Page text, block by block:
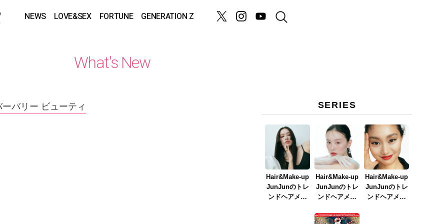
NEWS LOVE&SEX FORTUNE GENERATION Z
What's New
ーバリー ビューティ SERIES
Hair&Make-up
JunJunのトレ
ンドヘアメイ
Hair&Make-up
JunJunのトレ
ンドヘアメイ
イク
Hair&Make-up
JunJunのトレ
ンドヘアメイ